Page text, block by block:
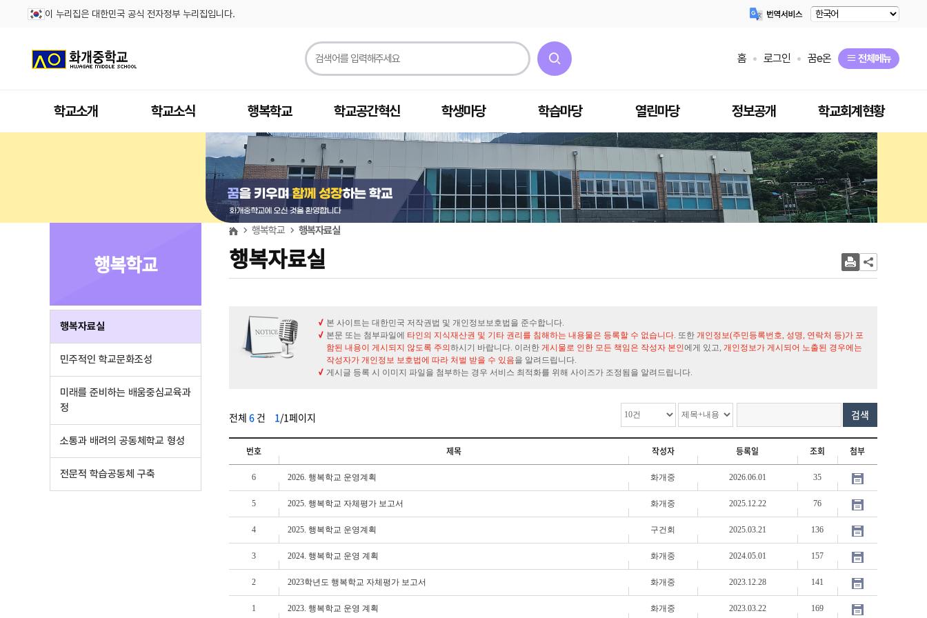
이 누리집은 대한민국 공식 전자정부 누리집입니다.
홈 로그인 꿈e온 전체메뉴
학교소개 학교소식 행복학교 학교공간혁신 학생마당 학습마당 열린마당 정보공개 학교회계현황
행복학교
행복자료실
민주적인 학교문화조성
미래를 준비하는 배움중심교육과
정
소통과 배려의 공동체학교 형성
전문적 학습공동체 구축
행복학교 행복자료실
행복자료실
본 사이트는 대한민국 저작권법 및 개인정보보호법을 준수합니다.
본문 또는 첨부파일에 타인의 지식재산권 및 기타 권리를 침해하는 내용물은 등록할 수 없습니다. 또한 개인정보(주민등록번호, 성명, 연락처 등)가 포
함된 내용이 게시되지 않도록 주의 하시기 바랍니다. 이러한 게시물로 인한 모든 책임은 작성자 본인에게 있고, 개인정보가 게시되어 노출된 경우에는
작성자가 개인정보 보호법에 따라 처벌 받을 수 있음을 알려드립니다.
게시글 등록 시 이미지 파일을 첨부하는 경우 서비스 최적화를 위해 사이즈가 조정됨을 알려드립니다.
전체 6 건 1/1페이지 검색
번호 제목 작성자 등록일 조회 첨부
6 2026. 행복학교 운영계획 화개중 2026.06.01 35
5 2025. 행복학교 자체평가 보고서 화개중 2025.12.22 76
4 2025. 행복학교 운영계획 구건회 2025.03.21 136
3 2024. 행복학교 운영 계획 화개중 2024.05.01 157
2 2023학년도 행복학교 자체평가 보고서 화개중 2023.12.28 141
1 2023. 행복학교 운영 계획 화개중 2023.03.22 169